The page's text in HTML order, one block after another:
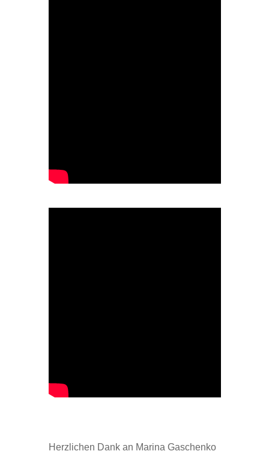
Herzlichen Dank an Marina Gaschenko